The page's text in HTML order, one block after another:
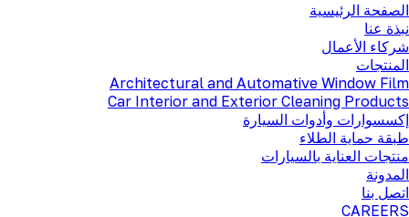
الصفحة الرئيسية
نبذة عنا
شركاء الأعمال
المنتجات
Architectural and Automative Window Film
Car Interior and Exterior Cleaning Products
إكسسوارات وأدوات السيارة
طبقة حماية الطلاء
منتجات العناية بالسيارات
المدونة
اتصل بنا
CAREERS